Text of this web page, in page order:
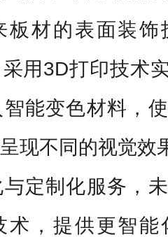
板材的表面装饰
用3D打印技术
能变色材料，
现不同的视觉效
定制化服务，
术，提供更智